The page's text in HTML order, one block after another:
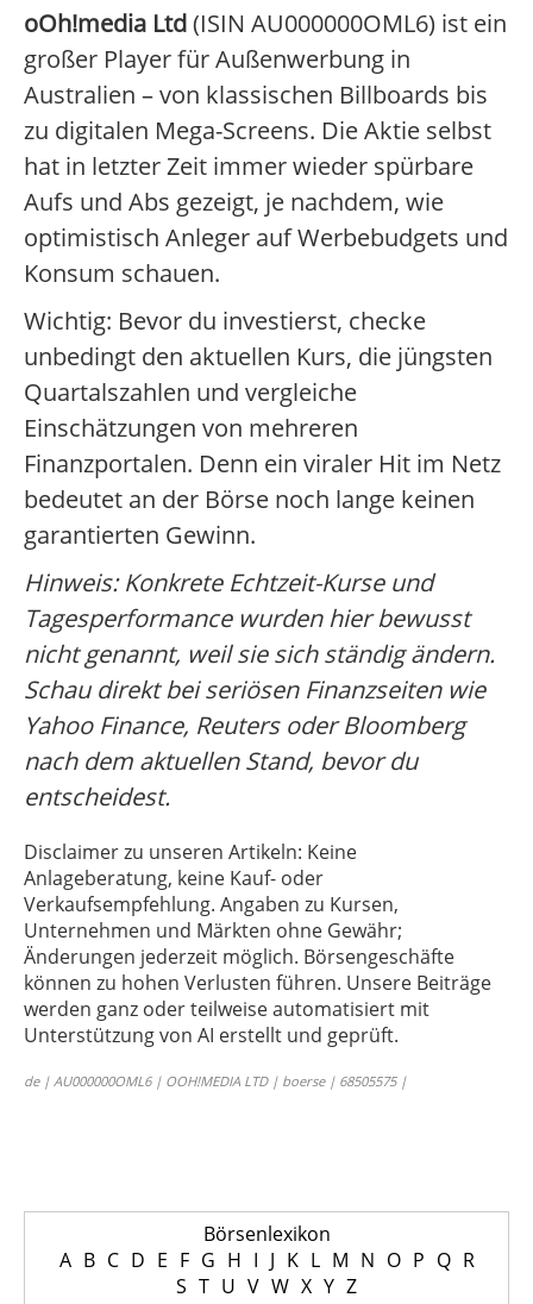
oOh!media Ltd(ISIN AU000000OML6) ist ein
großer Player für Außenwerbung in
Australien – von klassischen Billboards bis
zu digitalen Mega-Screens. Die Aktie selbst
hat in letzter Zeit immer wieder spürbare
Aufs und Abs gezeigt, je nachdem, wie
optimistisch Anleger auf Werbebudgets und
Konsum schauen.
Wichtig: Bevor du investierst, checke
unbedingt den aktuellen Kurs, die jüngsten
Quartalszahlen und vergleiche
Einschätzungen von mehreren
Finanzportalen. Denn ein viraler Hit im Netz
bedeutet an der Börse noch lange keinen
garantierten Gewinn.
Hinweis: Konkrete Echtzeit-Kurse und
Tagesperformance wurden hier bewusst
nicht genannt, weil sie sich ständig ändern.
Schau direkt bei seriösen Finanzseiten wie
Yahoo Finance, Reuters oder Bloomberg
nach dem aktuellen Stand, bevor du
entscheidest.
Disclaimer zu unseren Artikeln: Keine
Anlageberatung, keine Kauf- oder
Verkaufsempfehlung. Angaben zu Kursen,
Unternehmen und Märkten ohne Gewähr;
Änderungen jederzeit möglich. Börsengeschäfte
können zu hohen Verlusten führen. Unsere Beiträge
werden ganz oder teilweise automatisiert mit
Unterstützung von AI erstellt und geprüft.
de | AU000000OML6 | OOH!MEDIA LTD | boerse | 68505575 |
Börsenlexikon
A B C D E F G H I J K L M N O P Q R
S T U V W X Y Z